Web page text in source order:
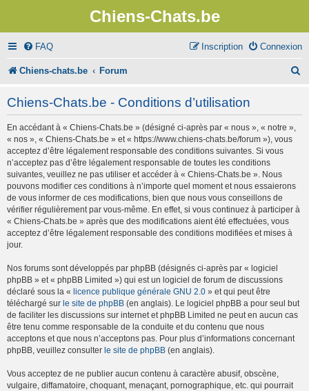
Chiens-Chats.be
FAQ Connexion
Inscription
Chiens-chats.be Forum
Chiens-Chats.be - Conditions d’utilisation
En accédant à « Chiens-Chats.be » (désigné ci-après par « nous », « notre »,
« nos », « Chiens-Chats.be » et « https://www.chiens-chats.be/forum »), vous
acceptez d’être légalement responsable des conditions suivantes. Si vous
n’acceptez pas d’être légalement responsable de toutes les conditions
suivantes, veuillez ne pas utiliser et accéder à « Chiens-Chats.be ». Nous
pouvons modifier ces conditions à n’importe quel moment et nous essaierons
de vous informer de ces modifications, bien que nous vous conseillons de
vérifier régulièrement par vous-même. En effet, si vous continuez à participer à
« Chiens-Chats.be » après que des modifications aient été effectuées, vous
acceptez d’être légalement responsable des conditions modifiées et mises à
jour.
Nos forums sont développés par phpBB (désignés ci-après par « logiciel
phpBB » et « phpBB Limited ») qui est un logiciel de forum de discussions
déclaré sous la « licence publique générale GNU 2.0 » et qui peut être
téléchargé sur le site de phpBB (en anglais). Le logiciel phpBB a pour seul but
de faciliter les discussions sur internet et phpBB Limited ne peut en aucun cas
être tenu comme responsable de la conduite et du contenu que nous
acceptons et que nous n’acceptons pas. Pour plus d’informations concernant
phpBB, veuillez consulter le site de phpBB (en anglais).
Vous acceptez de ne publier aucun contenu à caractère abusif, obscène,
vulgaire, diffamatoire, choquant, menaçant, pornographique, etc. qui pourrait